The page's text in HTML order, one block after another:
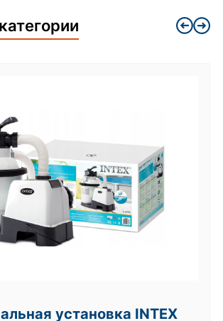
установка INTEX